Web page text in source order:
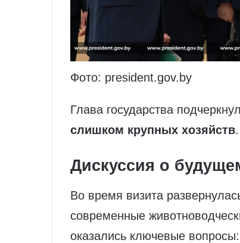
Фото: president.gov.by
Глава государства
слишком крупных хозяйств.
Дискуссия о
Во время визита
современные
оказались ключевые вопросы: